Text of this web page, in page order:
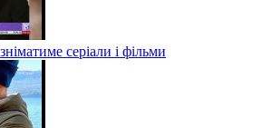
серіали і фільми